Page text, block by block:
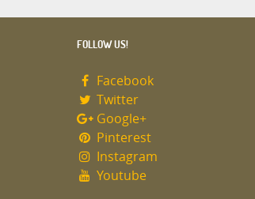
FOLLOW US!
Facebook
Twitter
Google+
Pinterest
Instagram
Youtube